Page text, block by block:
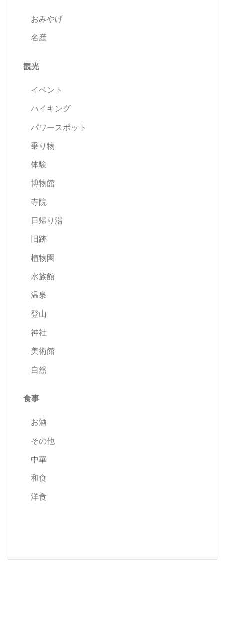
シ
おみやげ
名産
観光
イベント
ハイキング
パワースポット
乗り物
体験
博物館
寺院
日帰り湯
旧跡
植物園
水族館
温泉
登山
神社
美術館
自然
食事
お酒
その他
中華
和食
洋食